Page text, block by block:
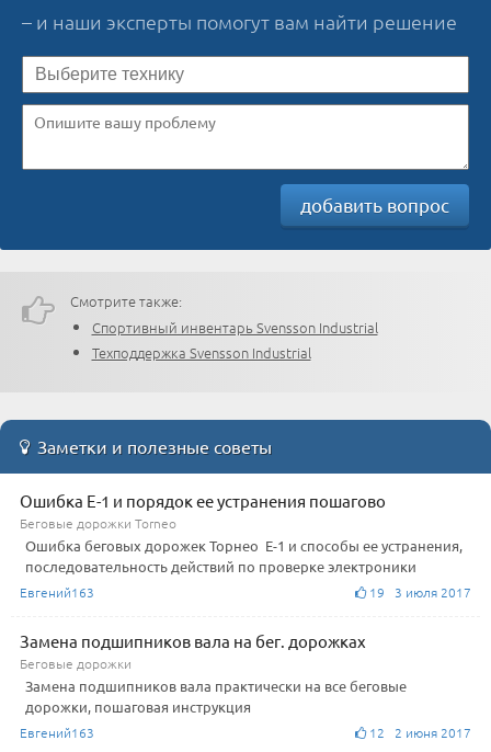
– и наши эксперты помогут вам найти решение
добавить вопрос
Смотрите также:
Спортивный инвентарь Svensson Industrial
Техподдержка Svensson Industrial
Заметки и полезные советы
Ошибка Е-1 и порядок ее устранения пошагово
Беговые дорожки Torneo
Ошибка беговых дорожек Торнео Е-1 и способы ее устранения,
последовательность действий по проверке электроники
Евгений163 19 3 июля 2017
Замена подшипников вала на бег. дорожках
Беговые дорожки
Замена подшипников вала практически на все беговые
дорожки, пошаговая инструкция
Евгений163 12 2 июня 2017